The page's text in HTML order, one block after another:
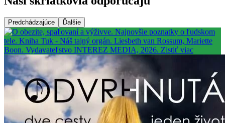
Predchádzajúce Ďalšie